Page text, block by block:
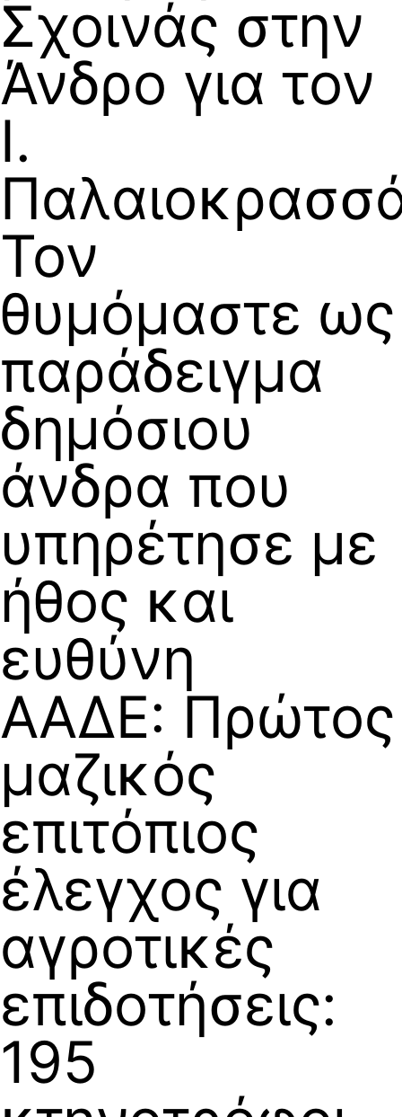
Σχοινάς στην
Άνδρο για τον
Ι.
Τον
θυμόμαστε ως
παράδειγμα
δημόσιου
άνδρα που
υπηρέτησε με
ήθος και
ευθύνη
ΑΑΔΕ: Πρώτος
μαζικός
επιτόπιος
έλεγχος για
αγροτικές
επιδοτήσεις:
195